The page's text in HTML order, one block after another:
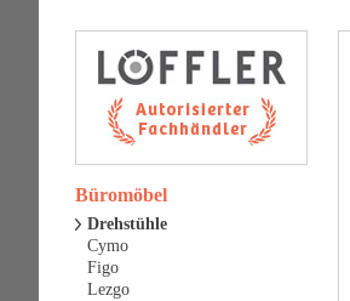
Büromöbel
Drehstühle
Cymo
Figo
Lezgo